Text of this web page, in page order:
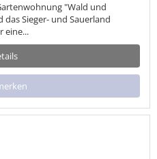
"Wald und
Sieger- und Sauerland
eine...